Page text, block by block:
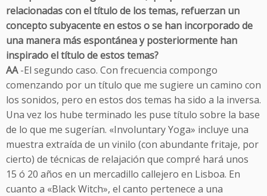
relacionadas con el título de los temas, refuerzan un
concepto subyacente en estos o se han incorporado de
una manera más espontánea y posteriormente han
inspirado el título de estos temas?
AA-El segundo caso. Con frecuencia compongo
comenzando por un título que me sugiere un camino con
los sonidos, pero en estos dos temas ha sido a la inversa.
Una vez los hube terminado les puse título sobre la base
de lo que me sugerían. «Involuntary Yoga» incluye una
muestra extraída de un vinilo (con abundante fritaje, por
cierto) de técnicas de relajación que compré hará unos
15 ó 20 años en un mercadillo callejero en Lisboa. En
cuanto a «Black Witch», el canto pertenece a una